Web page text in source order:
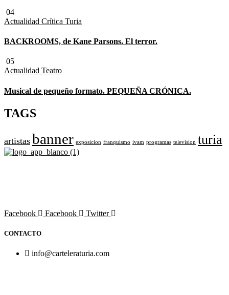
04
Actualidad Crítica Turia
BACKROOMS, de Kane Parsons. El terror.
05
Actualidad Teatro
Musical de pequeño formato. PEQUEÑA CRÓNICA.
TAGS
artistas banner exposicion franquismo ivam programas television turia
Facebook
Facebook Twitter
CONTACTO
info@carteleraturia.com